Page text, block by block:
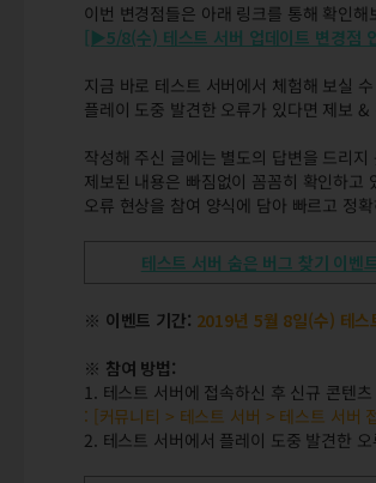
이번 변경점들은 아래 링크를 통해 확인해
[▶5/8(수) 테스트 서버 업데이트 변경점
지금 바로 테스트 서버에서 체험해 보실
플레이 도중 발견한 오류가 있다면 제보
작성해 주신 글에는 별도의 답변을 드리지
제보된 내용은 빠짐없이 꼼꼼히 확인하고
오류 현상을 참여 양식에 담아 빠르고 정
테스트 서버 숨은 버그 찾기 이벤
※ 이벤트 기간: 2019년 5월 8일(수) 테스
※ 참여 방법:
1. 테스트 서버에 접속하신 후 신규 콘텐
: [커뮤니티 > 테스트 서버 > 테스트 서버
2. 테스트 서버에서 플레이 도중 발견한 오